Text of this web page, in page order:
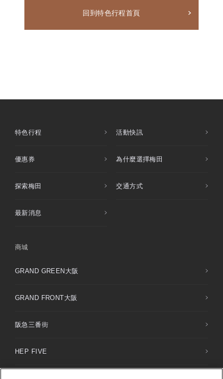
回到特色行程首頁
特色行程 活動快訊
優惠券 為什麼選擇梅田
探索梅田 交通方式
最新消息
商城
GRAND GREEN大阪
GRAND FRONT大阪
阪急三番街
HEP FIVE